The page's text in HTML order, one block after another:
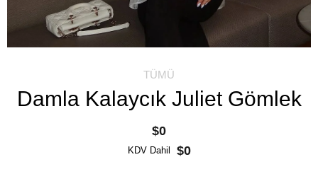
TÜMÜ
Damla Kalaycık Juliet Gömlek
$0
KDV Dahil $0